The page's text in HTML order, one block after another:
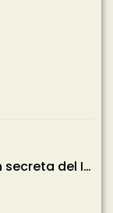
secreta del III